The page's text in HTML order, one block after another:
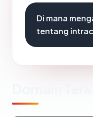
Di mana
tentang